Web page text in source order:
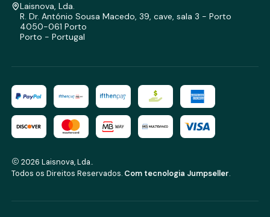
Laisnova, Lda.
R. Dr. António Sousa Macedo, 39, cave, sala 3 - Porto
4050-061 Porto
Porto - Portugal
2026 Laisnova, Lda..
Todos os Direitos Reservados. Com tecnologia Jumpseller.